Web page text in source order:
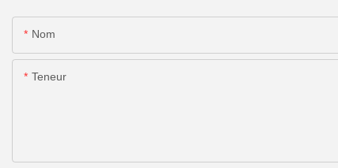
Nom
Teneur